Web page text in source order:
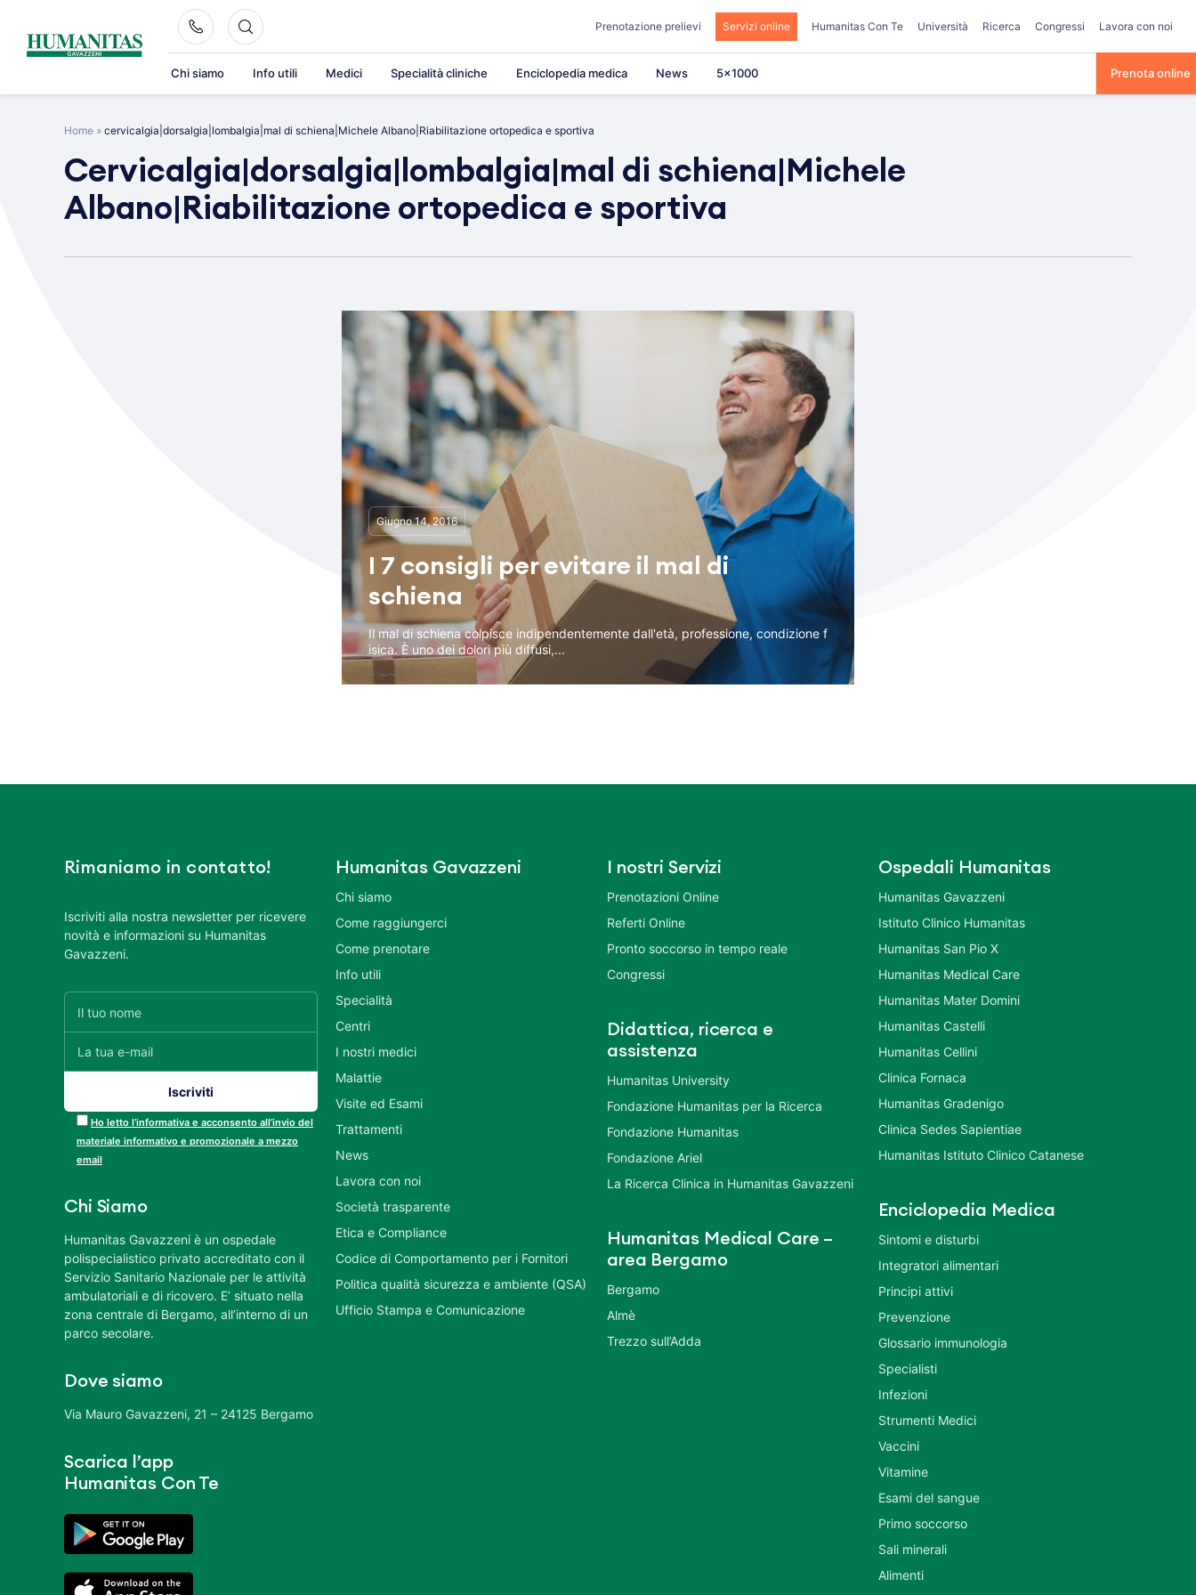
content
Prenotazione prelievi Servizi online Humanitas Con Te Università Ricerca Congressi Lavora con noi
Chi siamo Info utili Medici Specialità cliniche Enciclopedia medica News 5×1000 Prenota online
Home » cervicalgia|dorsalgia|lombalgia|mal di schiena|Michele Albano|Riabilitazione ortopedica e sportiva
Cervicalgia|dorsalgia|lombalgia|mal di schiena|Michele
Albano|Riabilitazione ortopedica e sportiva
Giugno 14, 2016
I 7 consigli per evitare il mal di
schiena
Il mal di schiena colpisce indipendentemente dall'età, professione, condizione f
isica. È uno dei dolori più diffusi,...
Rimaniamo in contatto!
Iscriviti alla nostra newsletter per ricevere
novità e informazioni su Humanitas
Gavazzeni.
Ho letto l’informativa e acconsento all’invio del
materiale informativo e promozionale a mezzo
email
Chi Siamo
Humanitas Gavazzeni è un ospedale
polispecialistico privato accreditato con il
Servizio Sanitario Nazionale per le attività
ambulatoriali e di ricovero. E’ situato nella
zona centrale di Bergamo, all’interno di un
parco secolare.
Dove siamo
Via Mauro Gavazzeni, 21 – 24125 Bergamo
Scarica l’app
Humanitas Con Te
Humanitas Gavazzeni
Chi siamo
Come raggiungerci
Come prenotare
Info utili
Specialità
Centri
I nostri medici
Malattie
Visite ed Esami
Trattamenti
News
Lavora con noi
Società trasparente
Etica e Compliance
Codice di Comportamento per i Fornitori
Politica qualità sicurezza e ambiente (QSA)
Ufficio Stampa e Comunicazione
I nostri Servizi
Prenotazioni Online
Referti Online
Pronto soccorso in tempo reale
Congressi
Didattica, ricerca e
assistenza
Humanitas University
Fondazione Humanitas per la Ricerca
Fondazione Humanitas
Fondazione Ariel
La Ricerca Clinica in Humanitas Gavazzeni
Humanitas Medical Care –
area Bergamo
Bergamo
Almè
Trezzo sull’Adda
Ospedali Humanitas
Humanitas Gavazzeni
Istituto Clinico Humanitas
Humanitas San Pio X
Humanitas Medical Care
Humanitas Mater Domini
Humanitas Castelli
Humanitas Cellini
Clinica Fornaca
Humanitas Gradenigo
Clinica Sedes Sapientiae
Humanitas Istituto Clinico Catanese
Enciclopedia Medica
Sintomi e disturbi
Integratori alimentari
Principi attivi
Prevenzione
Glossario immunologia
Specialisti
Infezioni
Strumenti Medici
Vaccini
Vitamine
Esami del sangue
Primo soccorso
Sali minerali
Alimenti